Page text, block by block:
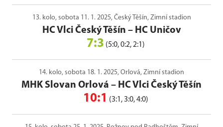
13. kolo, sobota 11. 1. 2025, Český Těšín, Zimní stadion
HC Vlci Český Těšín – HC Uničov
7:3 (5:0, 0:2, 2:1)
14. kolo, sobota 18. 1. 2025, Orlová, Zimní stadion
MHK Slovan Orlová – HC Vlci Český Těšín
10:1 (3:1, 3:0, 4:0)